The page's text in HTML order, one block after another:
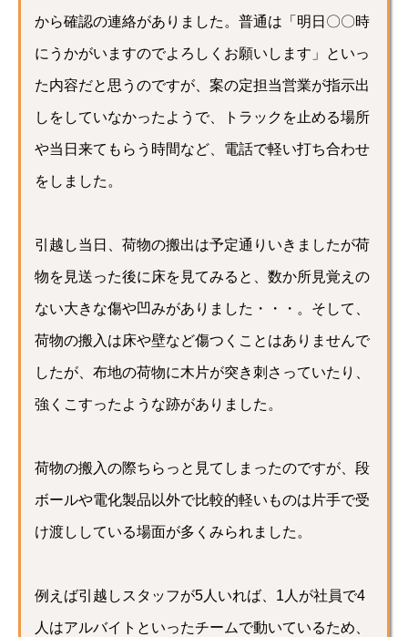
から確認の連絡がありました。普通は「明日〇〇時
にうかがいますのでよろしくお願いします」といっ
た内容だと思うのですが、案の定担当営業が指示出
しをしていなかったようで、トラックを止める場所
や当日来てもらう時間など、電話で軽い打ち合わせ
をしました。
引越し当日、荷物の搬出は予定通りいきましたが荷
物を見送った後に床を見てみると、数か所見覚えの
ない大きな傷や凹みがありました・・・。そして、
荷物の搬入は床や壁など傷つくことはありませんで
したが、布地の荷物に木片が突き刺さっていたり、
強くこすったような跡がありました。
荷物の搬入の際ちらっと見てしまったのですが、段
ボールや電化製品以外で比較的軽いものは片手で受
け渡ししている場面が多くみられました。
例えば引越しスタッフが5人いれば、1人が社員で4
人はアルバイトといったチームで動いているため、